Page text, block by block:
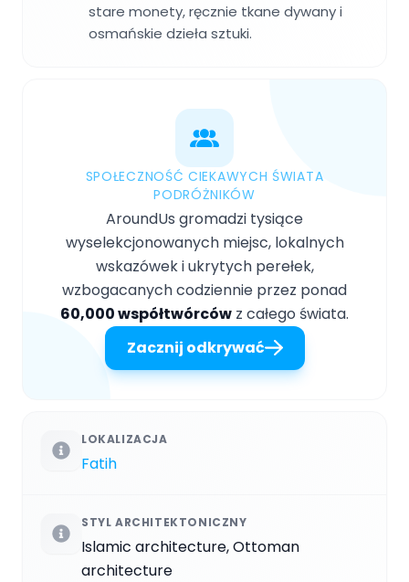
stare monety, ręcznie tkane dywany i
osmańskie dzieła sztuki.
SPOŁECZNOŚĆ CIEKAWYCH ŚWIATA
PODRÓŻNIKÓW
AroundUs gromadzi tysiące
wyselekcjonowanych miejsc, lokalnych
wskazówek i ukrytych perełek,
wzbogacanych codziennie przez ponad
60,000 współtwórców z całego świata.
Zacznij odkrywać
LOKALIZACJA
Fatih
STYL ARCHITEKTONICZNY
Islamic architecture, Ottoman
architecture